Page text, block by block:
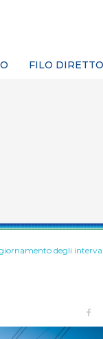
FILO DIRETTO
degli